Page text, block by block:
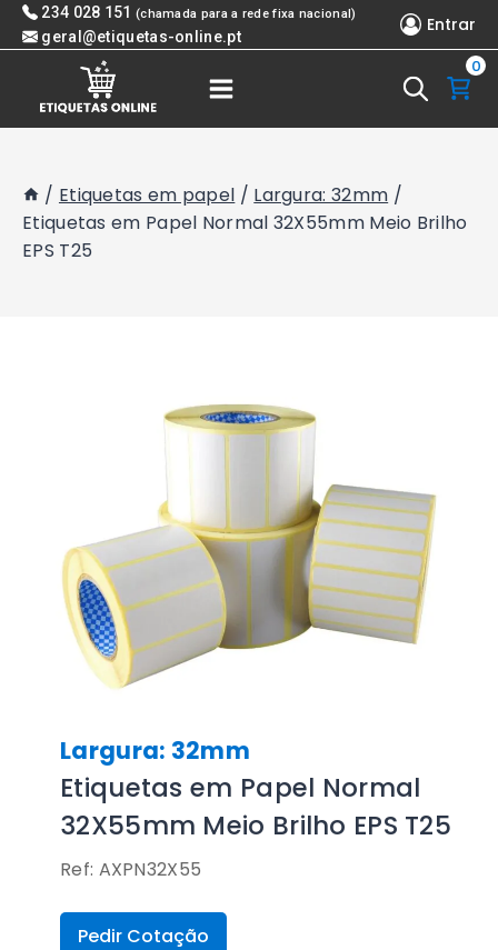
Skip 234 028 151 (chamada para a rede fixa nacional)
geral@etiquetas-online.pt
Entrar
0
/ Etiquetas em papel / Largura: 32mm /
Etiquetas em Papel Normal 32X55mm Meio Brilho
EPS T25
Largura: 32mm
Etiquetas em Papel Normal
32X55mm Meio Brilho EPS T25
Ref: AXPN32X55
Pedir Cotação